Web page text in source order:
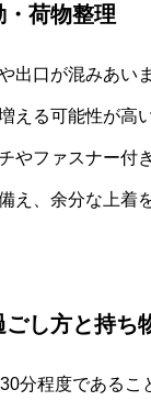
荷物整理
出口が混みあい
える可能性が高
やファスナー付
え、余分な上着
し方と持ち
分程度であるこ